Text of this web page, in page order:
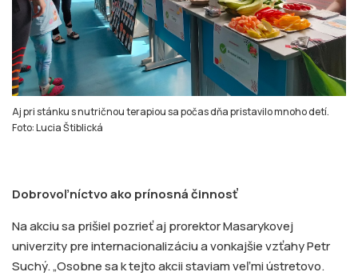
Aj pri stánku s nutričnou terapiou sa počas dňa pristavilo mnoho detí.
Foto: Lucia Štiblická
Dobrovoľníctvo ako prínosná činnosť
Na akciu sa prišiel pozrieť aj prorektor Masarykovej
univerzity pre internacionalizáciu a vonkajšie vzťahy Petr
Suchý. „Osobne sa k tejto akcii staviam veľmi ústretovo.